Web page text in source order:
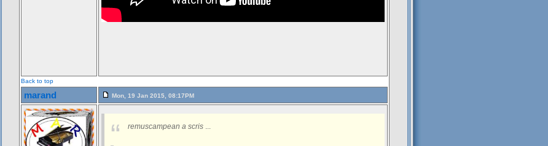
Back to top
marand Mon, 19 Jan 2015, 08:17PM
remuscampean a scris ...